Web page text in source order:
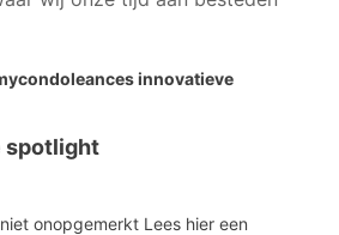
spotlight
onopgemerkt Lees hier een